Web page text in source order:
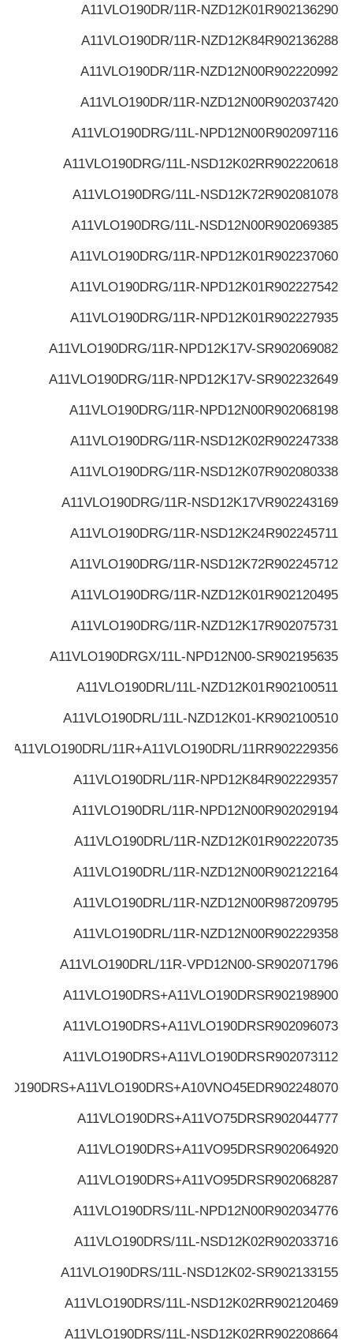
R902136290
A11VLO190DR/11R-NZD12K01
R902136288
A11VLO190DR/11R-NZD12K84
R902220992
A11VLO190DR/11R-NZD12N00
R902037420
A11VLO190DR/11R-NZD12N00
R902097116
A11VLO190DRG/11L-NPD12N00
R902220618
A11VLO190DRG/11L-NSD12K02R
R902081078
A11VLO190DRG/11L-NSD12K72
R902069385
A11VLO190DRG/11L-NSD12N00
R902237060
A11VLO190DRG/11R-NPD12K01
R902227542
A11VLO190DRG/11R-NPD12K01
R902227935
A11VLO190DRG/11R-NPD12K01
R902069082
A11VLO190DRG/11R-NPD12K17V-S
R902232649
A11VLO190DRG/11R-NPD12K17V-S
R902068198
A11VLO190DRG/11R-NPD12N00
R902247338
A11VLO190DRG/11R-NSD12K02
R902080338
A11VLO190DRG/11R-NSD12K07
R902243169
A11VLO190DRG/11R-NSD12K17V
R902245711
A11VLO190DRG/11R-NSD12K24
R902245712
A11VLO190DRG/11R-NSD12K72
R902120495
A11VLO190DRG/11R-NZD12K01
R902075731
A11VLO190DRG/11R-NZD12K17
R902195635
A11VLO190DRGX/11L-NPD12N00-S
R902100511
A11VLO190DRL/11L-NZD12K01
R902100510
A11VLO190DRL/11L-NZD12K01-K
R902229356
A11VLO190DRL/11R+A11VLO190DRL/11R
R902229357
A11VLO190DRL/11R-NPD12K84
R902029194
A11VLO190DRL/11R-NPD12N00
R902220735
A11VLO190DRL/11R-NZD12K01
R902122164
A11VLO190DRL/11R-NZD12N00
R987209795
A11VLO190DRL/11R-NZD12N00
R902229358
A11VLO190DRL/11R-NZD12N00
R902071796
A11VLO190DRL/11R-VPD12N00-S
R902198900
A11VLO190DRS+A11VLO190DRS
R902096073
A11VLO190DRS+A11VLO190DRS
R902073112
A11VLO190DRS+A11VLO190DRS
R902248070
R902044777
A11VLO190DRS+A11VO75DRS
R902064920
A11VLO190DRS+A11VO95DRS
R902068287
A11VLO190DRS+A11VO95DRS
R902034776
A11VLO190DRS/11L-NPD12N00
R902033716
A11VLO190DRS/11L-NSD12K02
R902133155
A11VLO190DRS/11L-NSD12K02-S
R902120469
A11VLO190DRS/11L-NSD12K02R
R902208664
A11VLO190DRS/11L-NSD12K02R